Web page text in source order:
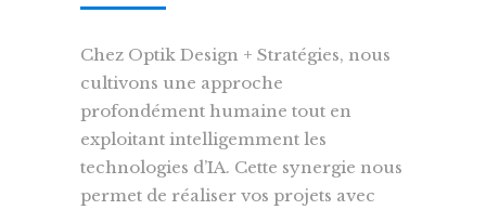
Chez Optik Design + Stratégies, nous
cultivons une approche
profondément humaine tout en
exploitant intelligemment les
technologies d’IA. Cette synergie nous
permet de réaliser vos projets avec